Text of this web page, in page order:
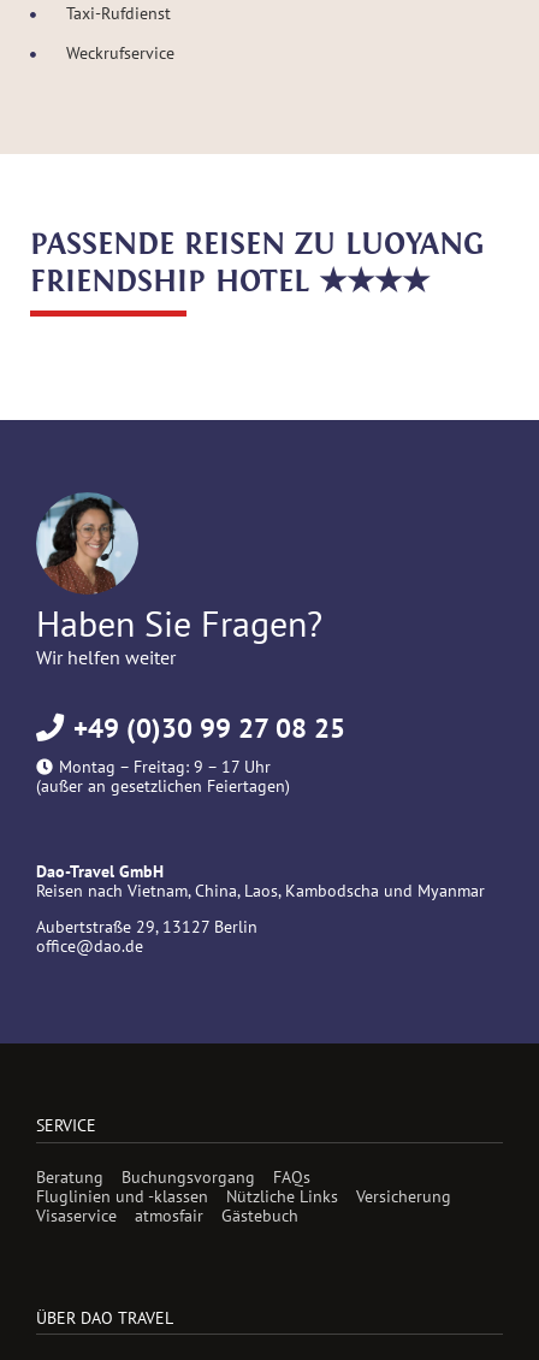
Taxi-Rufdienst
Weckrufservice
PASSENDE REISEN ZU LUOYANG
FRIENDSHIP HOTEL ★★★★
Haben Sie Fragen?
Wir helfen weiter
+49 (0)30 99 27 08 25
Montag – Freitag: 9 – 17 Uhr
(außer an gesetzlichen Feiertagen)
Dao-Travel GmbH
Reisen nach Vietnam, China, Laos, Kambodscha und Myanmar
Aubertstraße 29, 13127 Berlin
office@dao.de
SERVICE
Beratung Buchungsvorgang
FAQs
Fluglinien und -klassen
Nützliche Links
Versicherung
Visaservice
atmosfair Gästebuch
ÜBER DAO TRAVEL